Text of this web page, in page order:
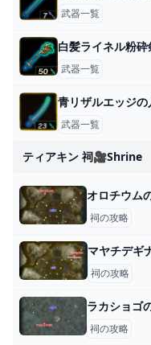
武器一覧
白髪ライネル粉
武器一覧
青リザルエッジ
武器一覧
ティアキン 祠🎥shrine
オロチウム
祠の攻略
マヤチデギ
祠の攻略
ラカショゴ
祠の攻略